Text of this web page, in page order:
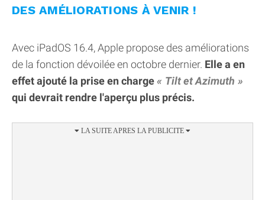
DES AMÉLIORATIONS À VENIR !
Avec iPadOS 16.4, Apple propose des améliorations
de la fonction dévoilée en octobre dernier. Elle a en
effet ajouté la prise en charge
Tilt et Azimuth
qui devrait rendre l'aperçu plus précis.